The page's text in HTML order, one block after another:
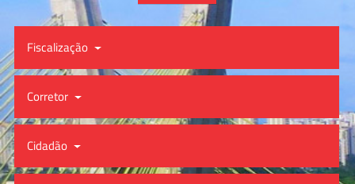
Fiscalização
Corretor
Cidadão